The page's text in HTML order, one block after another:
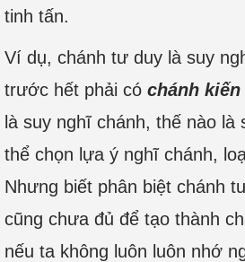
tinh tấn.
Ví dụ, chánh tư duy là suy
trước hết phải có chánh kiến
là suy nghĩ chánh, thế nào
thể chọn lựa ý nghĩ chánh,
Nhưng biết phân biệt chánh
cũng chưa đủ để tạo thành
nếu ta không luôn luôn nhớ